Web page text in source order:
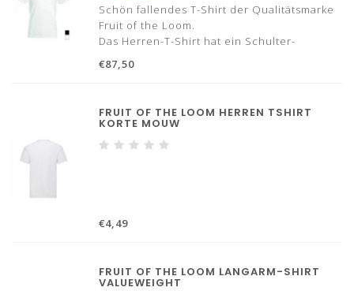
Schön fallendes T-Shirt der Qualitätsmarke
Fruit of the Loom.
Das Herren-T-Shirt hat ein Schulter-
100% Baumwolle.
Typ Halsausschnitt: V-Ausschnitt
Mit Verstärkungsband von Schulte
€87,50
FRUIT OF THE LOOM HERREN TSHIRT
KORTE MOUW
€4,49
FRUIT OF THE LOOM LANGARM-SHIRT
VALUEWEIGHT